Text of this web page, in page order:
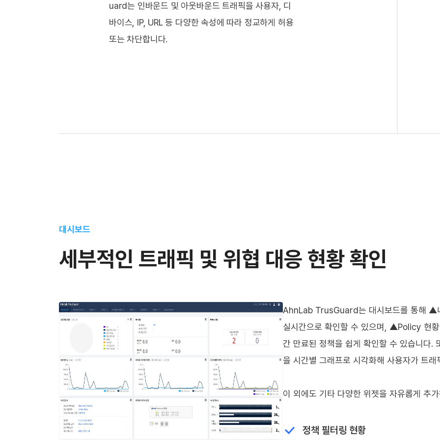
uard는 인바운드 및 아웃바운드 트래픽을 사용자, 디
바이스, IP, URL 등 다양한 속성에 따라 정교하게 허용
또는 차단합니다.
한 통신을 제공하며, SSL VPN은
대시보드
세부적인 트래픽 및 위협 대응 현황 확인
AhnLab TrusGuard는 대시보드를 통해 ▲
실시간으로 확인할 수 있으며, ▲Policy 현
간 만료된 정책을 쉽게 확인할 수 있습니다.
을 시간별 그래프로 시각화해 사용자가 트
이 외에도 기타 다양한 위젯을 자유롭게 추
정책 필터링 현황